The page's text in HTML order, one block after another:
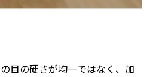
目の硬さが均一ではなく、加